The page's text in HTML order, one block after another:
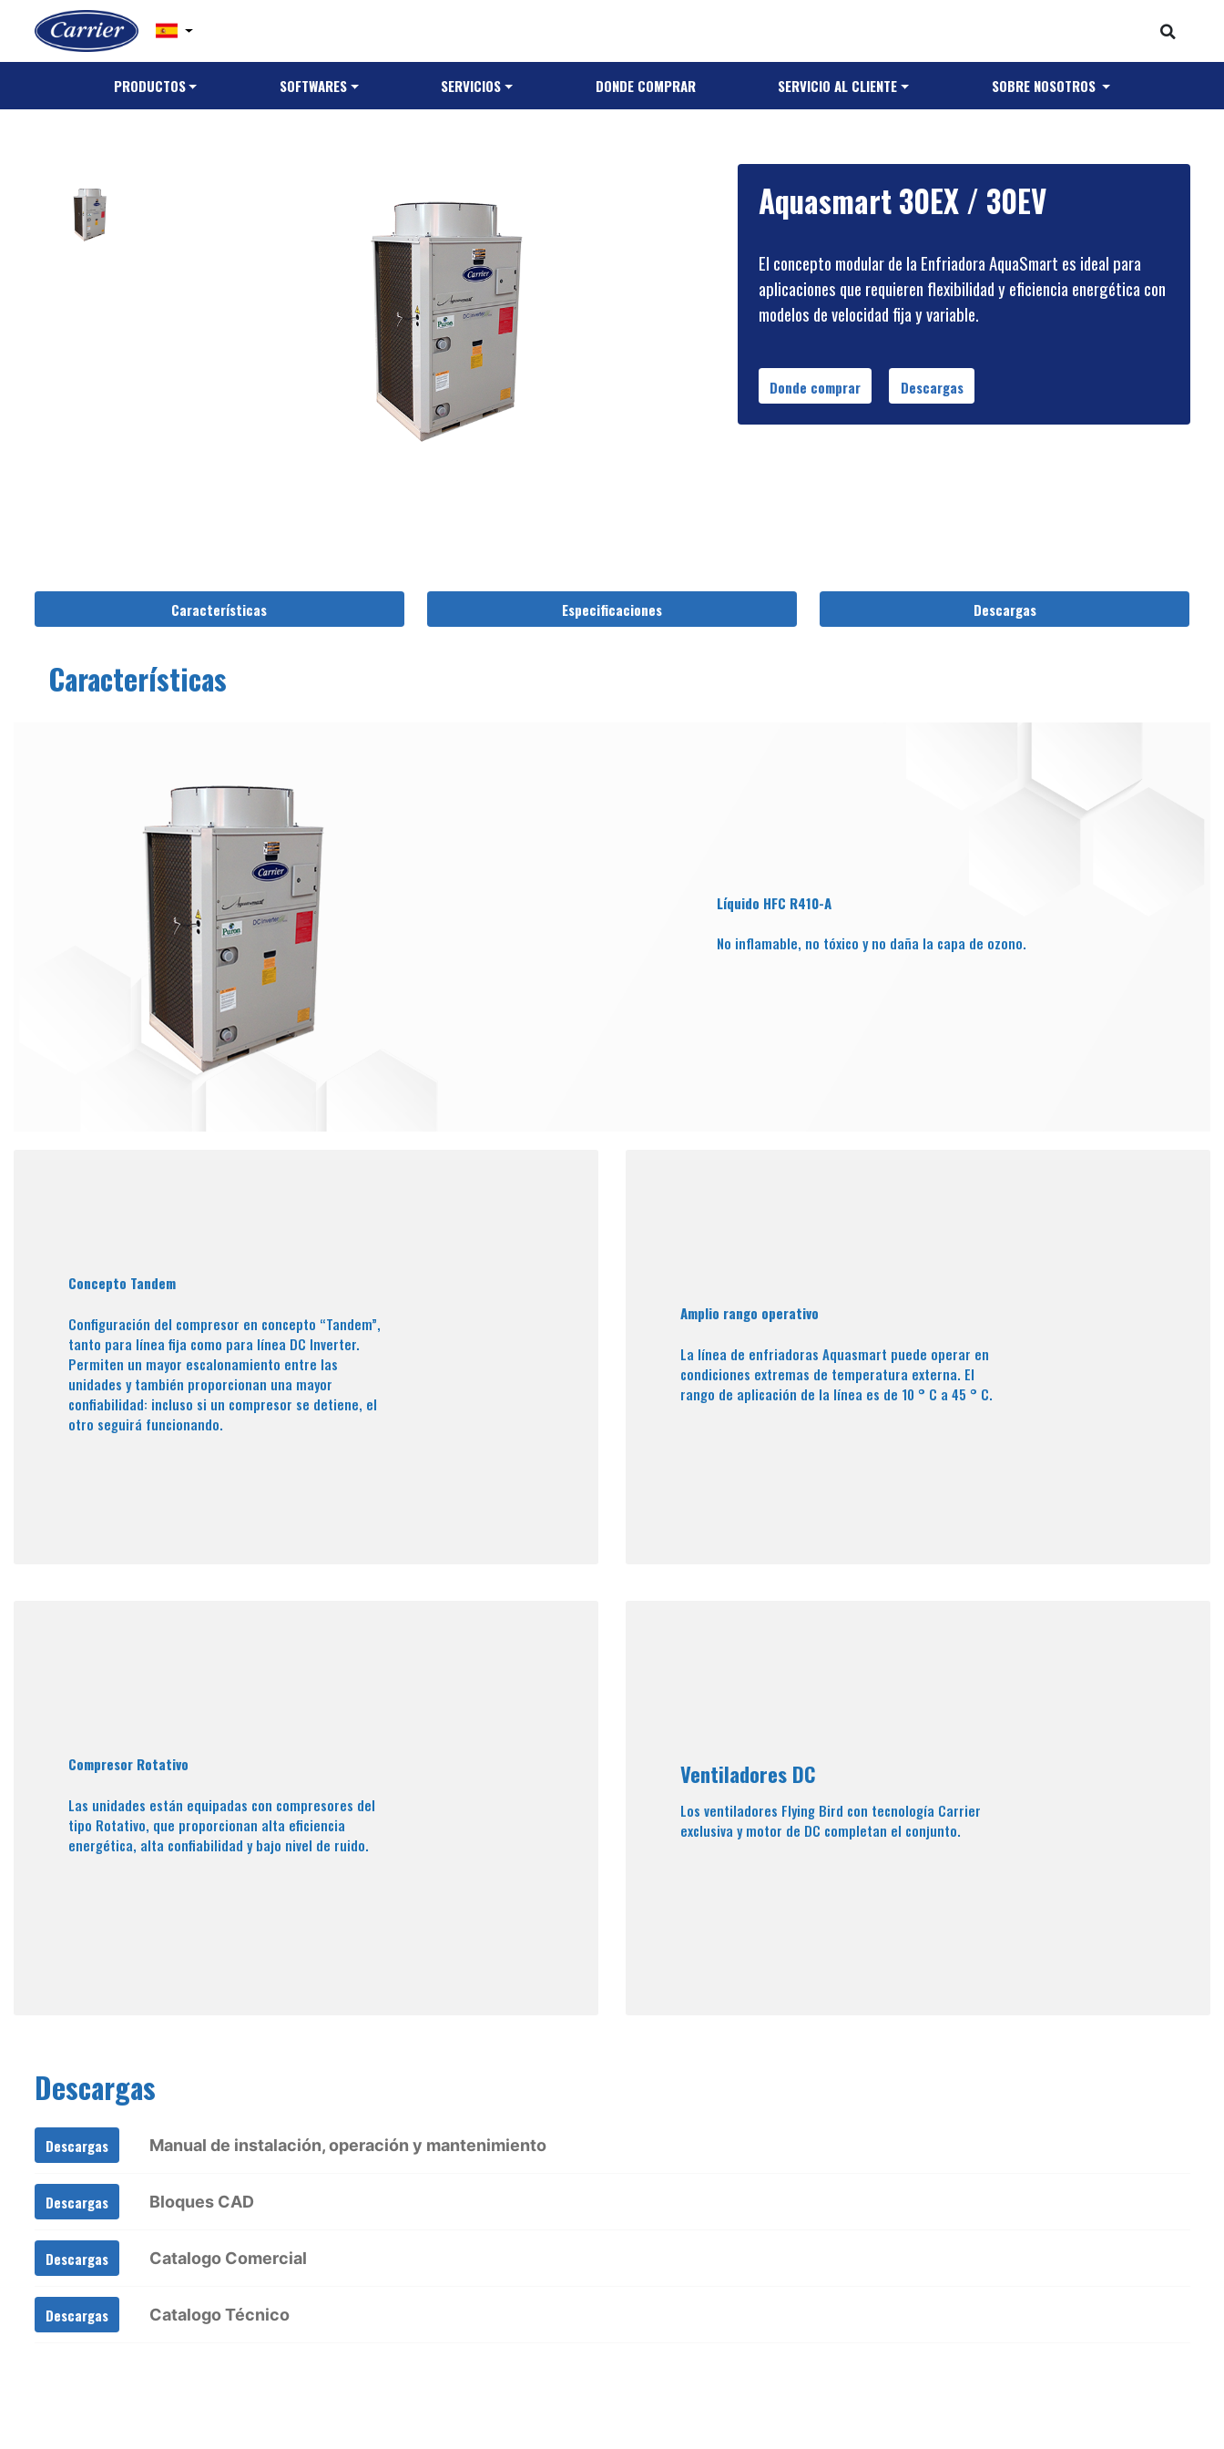
PRODUCTOS SOFTWARES SERVICIOS DONDE COMPRAR SERVICIO AL CLIENTE SOBRE NOSOTROS
Aquasmart 30EX / 30EV
El concepto modular de la Enfriadora AquaSmart es ideal para
aplicaciones que requieren flexibilidad y eficiencia energética con
modelos de velocidad fija y variable.
Donde comprar Descargas
Características Especificaciones Descargas
Características
Líquido HFC R410-A
No inflamable, no tóxico y no daña la capa de ozono.
Concepto Tandem
Configuración del compresor en concepto “Tandem”,
tanto para línea fija como para línea DC Inverter.
Permiten un mayor escalonamiento entre las
unidades y también proporcionan una mayor
confiabilidad: incluso si un compresor se detiene, el
otro seguirá funcionando.
Amplio rango operativo
La línea de enfriadoras Aquasmart puede operar en
condiciones extremas de temperatura externa. El
rango de aplicación de la línea es de 10 ° C a 45 ° C.
Compresor Rotativo
Las unidades están equipadas con compresores del
tipo Rotativo, que proporcionan alta eficiencia
energética, alta confiabilidad y bajo nivel de ruido.
Ventiladores DC
Los ventiladores Flying Bird con tecnología Carrier
exclusiva y motor de DC completan el conjunto.
Descargas
Descargas Manual de instalación, operación y mantenimiento
Descargas Bloques CAD
Descargas Catalogo Comercial
Descargas Catalogo Técnico